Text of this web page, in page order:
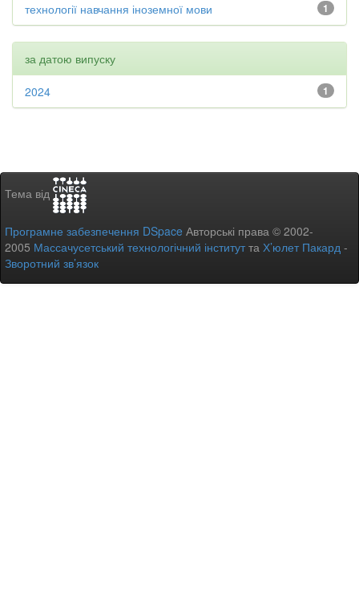
1
технології навчання іноземної мови
за датою випуску
1
2024
Тема від
Програмне забезпечення DSpace Авторські права © 2002-
2005 Массачусетський технологічний інститутта Х’юлет Пакард -
Зворотний зв’язок